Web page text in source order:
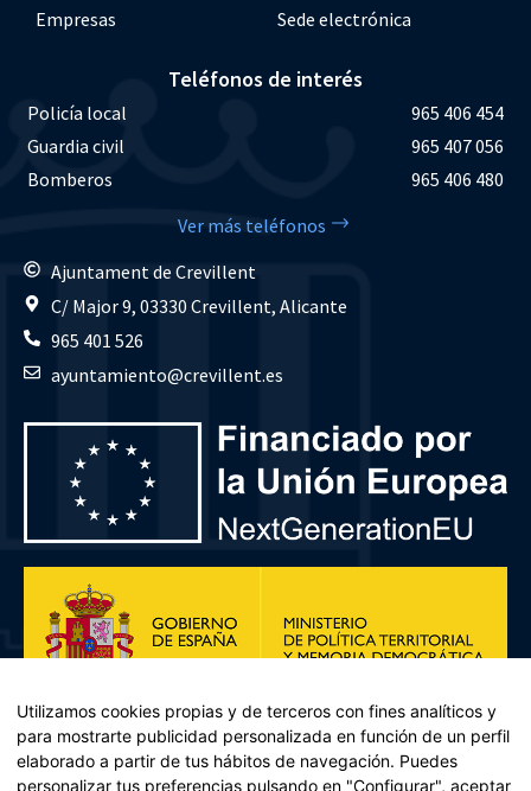
Empresas
Sede electrónica
Teléfonos de interés
Policía local
965 406 454
Guardia civil
965 407 056
Bomberos
965 406 480
Ver más teléfonos
Ajuntament de Crevillent
C/ Major 9, 03330 Crevillent, Alicante
965 401 526
ayuntamiento@crevillent.es
Utilizamos cookies propias y de terceros con fines analíticos y
para mostrarte publicidad personalizada en función de un perfil
elaborado a partir de tus hábitos de navegación. Puedes
personalizar tus preferencias pulsando en "Configurar", aceptar